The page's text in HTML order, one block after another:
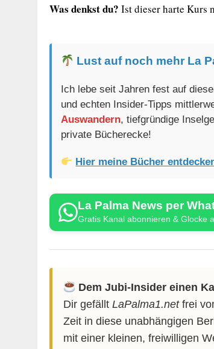
Was denkst du? Ist dieser harte Kurs
Lust auf noch mehr La
Ich lebe seit Jahren fest auf
und echten Insider-Tipps
Auswandern, tiefgründige
private Bücherecke!
Hier meine Bücher
La Palma News per
Gratis Kanal abonnieren & Glocke
Dem Jubi-Insider einen
Dir gefällt LaPalma1.netfrei
Zeit in diese unabhängigen
mit einer kleinen, freiwilligen